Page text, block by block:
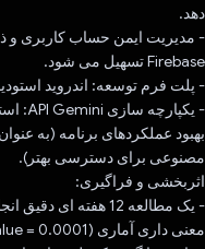
دهد.
- مدیریت ایمن حساب کاربری و
Firebase تسهیل می شود.
- پلت فرم توسعه: اندروید
بهبود عملکردهای برنامه (به
مصنوعی برای دسترسی بهتر).
اثربخشی و فراگیری: